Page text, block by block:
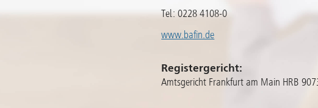
Tel.: 0228 4108-0
www.bafin.de
Registergericht:
Amtsgericht Frankfurt am Main HRB